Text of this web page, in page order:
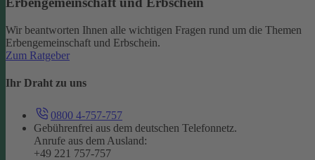
Wir beantworten Ihnen alle wichtigen Fragen rund um die Themen
Erbengemeinschaft und Erbschein.
Zum Ratgeber
Ihr Draht zu uns
0800 4-757-757
Gebührenfrei aus dem deutschen Telefonnetz.
Anrufe aus dem Ausland:
+49 221 757-757